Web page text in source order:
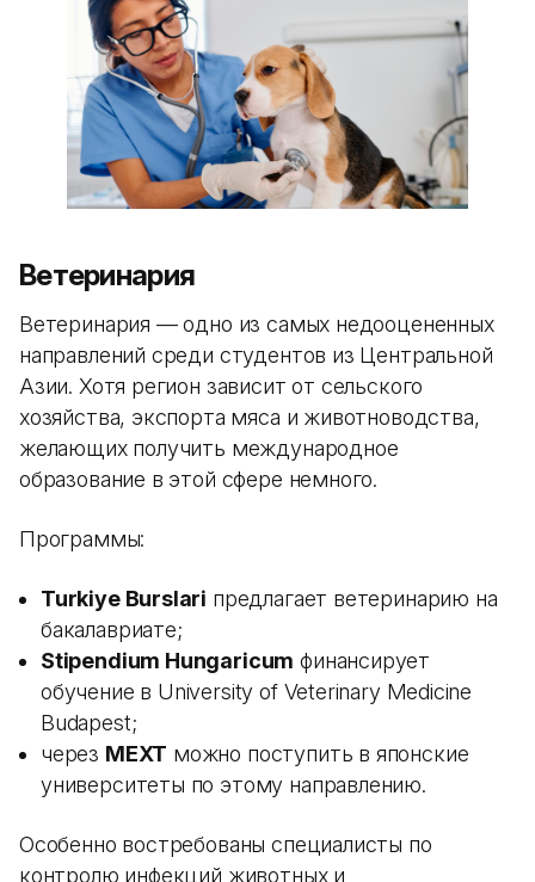
Ветеринария
Ветеринария — одно из самых недооцененных
направлений среди студентов из Центральной
Азии. Хотя регион зависит от сельского
хозяйства, экспорта мяса и животноводства,
желающих получить международное
образование в этой сфере немного.
Программы:
Turkiye Burslari предлагает ветеринарию на
бакалавриате;
Stipendium Hungaricum финансирует
обучение в University of Veterinary Medicine
Budapest;
через MEXT можно поступить в японские
университеты по этому направлению.
Особенно востребованы специалисты по
контролю инфекций животных и